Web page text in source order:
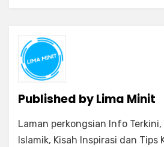
Published byLima Minit
Laman perkongsian Info Terkini,
Islamik, Kisah Inspirasi dan Tips